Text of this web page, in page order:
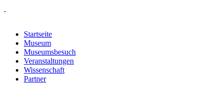
Startseite
Museum
Museumsbesuch
Veranstaltungen
Wissenschaft
Partner